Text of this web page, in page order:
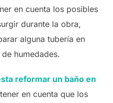
en cuenta los posibles
durante la obra,
alguna tubería en
humedades.
reformar un baño en
en cuenta que los